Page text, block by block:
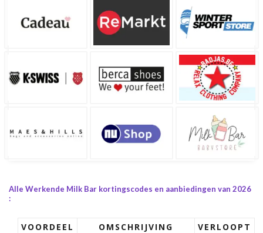
Alle Werkende Milk Bar kortingscodes en aanbiedingen van 2026
:
VOORDEEL OMSCHRIJVING VERLOOPT